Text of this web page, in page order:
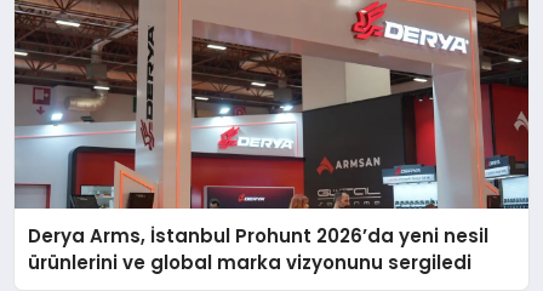
Derya Arms, İstanbul Prohunt 2026’da yeni nesil
ürünlerini ve global marka vizyonunu sergiledi